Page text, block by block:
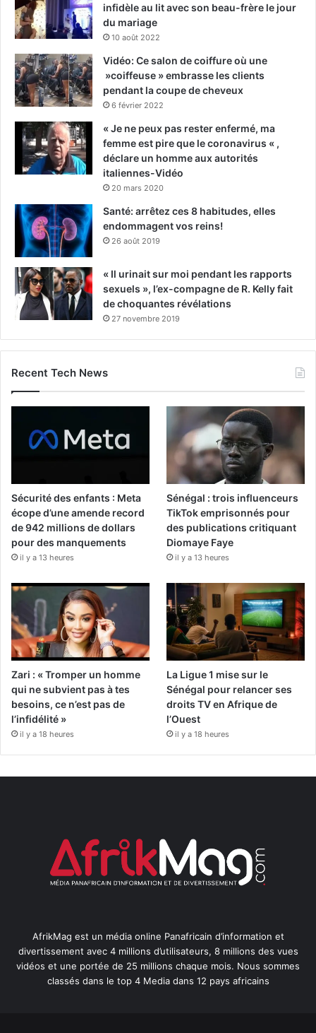
infidèle au lit avec son beau-frère le jour
du mariage
10 août 2022
Vidéo: Ce salon de coiffure où une
»coiffeuse » embrasse les clients
pendant la coupe de cheveux
6 février 2022
« Je ne peux pas rester enfermé, ma
femme est pire que le coronavirus « ,
déclare un homme aux autorités
italiennes-Vidéo
20 mars 2020
Santé: arrêtez ces 8 habitudes, elles
endommagent vos reins!
26 août 2019
« Il urinait sur moi pendant les rapports
sexuels », l’ex-compagne de R. Kelly fait
de choquantes révélations
27 novembre 2019
Recent Tech News
Sécurité des enfants : Meta
écope d’une amende record
de 942 millions de dollars
pour des manquements
il y a 13 heures
Sénégal : trois influenceurs
TikTok emprisonnés pour
des publications critiquant
Diomaye Faye
il y a 13 heures
Zari : « Tromper un homme
qui ne subvient pas à tes
besoins, ce n’est pas de
l’infidélité »
il y a 18 heures
La Ligue 1 mise sur le
Sénégal pour relancer ses
droits TV en Afrique de
l’Ouest
il y a 18 heures
AfrikMag est un média online Panafricain d’information et
divertissement avec 4 millions d’utilisateurs, 8 millions des vues
vidéos et une portée de 25 millions chaque mois. Nous sommes
classés dans le top 4 Media dans 12 pays africains